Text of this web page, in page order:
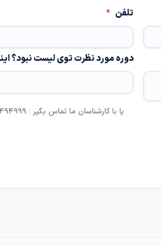
تلفن *
دوره مورد نظرت توی لیست نبود؟
یا با کارشناسان ما تماس بگیر : 02191494999